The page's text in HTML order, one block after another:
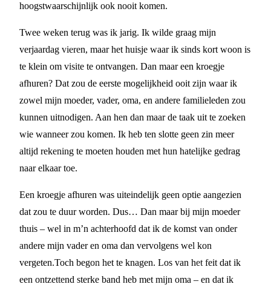
hoogstwaarschijnlijk ook nooit komen.
Twee weken terug was ik jarig. Ik wilde graag mijn
verjaardag vieren, maar het huisje waar ik sinds kort woon is
te klein om visite te ontvangen. Dan maar een kroegje
afhuren? Dat zou de eerste mogelijkheid ooit zijn waar ik
zowel mijn moeder, vader, oma, en andere familieleden zou
kunnen uitnodigen. Aan hen dan maar de taak uit te zoeken
wie wanneer zou komen. Ik heb ten slotte geen zin meer
altijd rekening te moeten houden met hun hatelijke gedrag
naar elkaar toe.
Een kroegje afhuren was uiteindelijk geen optie aangezien
dat zou te duur worden. Dus… Dan maar bij mijn moeder
thuis – wel in m’n achterhoofd dat ik de komst van onder
andere mijn vader en oma dan vervolgens wel kon
vergeten.Toch begon het te knagen. Los van het feit dat ik
een ontzettend sterke band heb met mijn oma – en dat ik